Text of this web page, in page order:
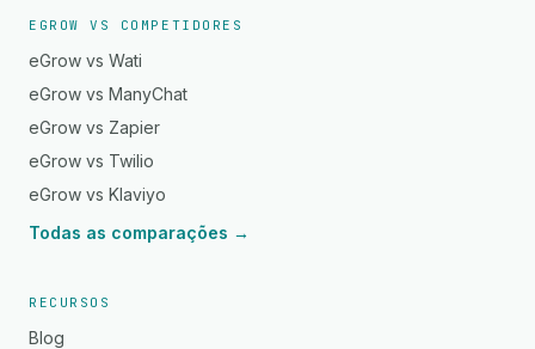
EGROW VS COMPETIDORES
eGrow vs Wati
eGrow vs ManyChat
eGrow vs Zapier
eGrow vs Twilio
eGrow vs Klaviyo
Todas as comparações →
RECURSOS
Blog